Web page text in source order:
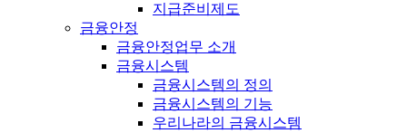
지급준비제도
금융안정
금융안정업무 소개
금융시스템
금융시스템의 정의
금융시스템의 기능
우리나라의 금융시스템